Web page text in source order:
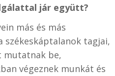
jár együtt?
más és más
székeskáptalanok tagjai,
mutatnak be,
végeznek munkát és